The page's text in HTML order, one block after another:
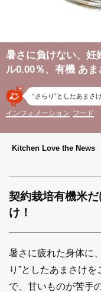
暑さに負けない、妊
ル0.00％、有機 あま
“さらり”としたあまさけ
インフォメーション フード
Kitchen Love the News
契約栽培有機米
け！
暑さに疲れた身体に
り”としたあまさけ
で、甘いものが苦手